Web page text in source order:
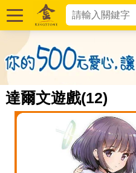
達爾文遊戲(12)